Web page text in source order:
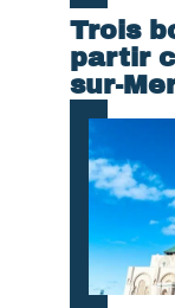
Trois
partir
sur-